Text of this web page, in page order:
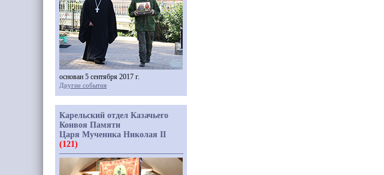
основан 5 сентября 2017 г.
Другие события
Карельский отдел Казачьего
Конвоя Памяти
Царя Мученика Николая II
(121)